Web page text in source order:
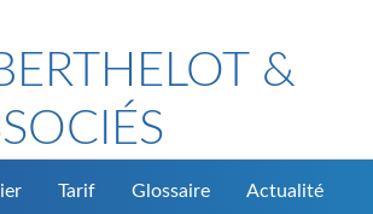
&
Tarif Glossaire Actualité